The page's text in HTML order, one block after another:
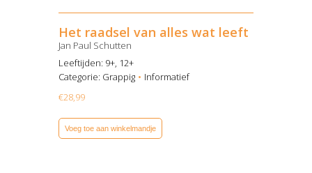
Het raadsel van alles wat leeft
Jan Paul Schutten
Leeftijden: 9+, 12+
Categorie: Grappig
Informatief
€28,99
Voeg toe aan winkelmandje